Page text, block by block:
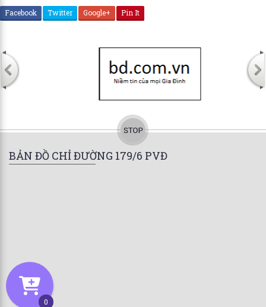
Facebook Twitter Google+ Pin It
BẢN ĐỒ CHỈ ĐƯỜNG 179/6 PVĐ
0